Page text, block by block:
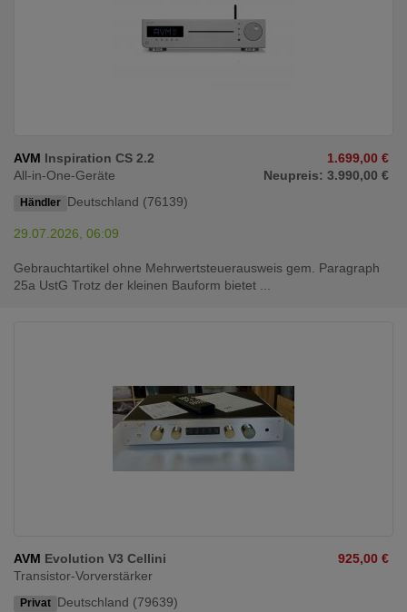
AVM Inspiration CS 2.2
All-in-One-Geräte
Händler Deutschland (76139)
1.699,00 €
Neupreis: 3.990,00 €
29.07.2026, 06:09
Gebrauchtartikel ohne Mehrwertsteuerausweis gem. Paragraph
25a UstG Trotz der kleinen Bauform bietet ...
AVM Evolution V3 Cellini
Transistor-Vorverstärker
Privat Deutschland (79639)
925,00 €